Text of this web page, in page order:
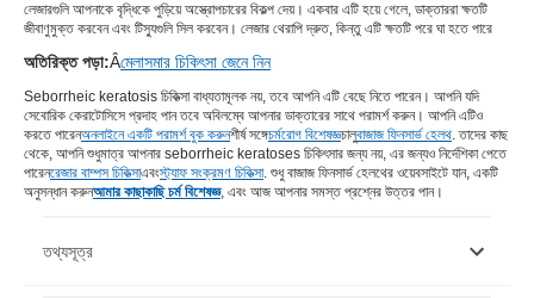
লেজারগুলি আপনাকে বৃদ্ধিকে পুড়িয়ে অস্ত্রোপচারের বিকল্প দেয়। একবার এটি হয়ে গেলে, ডাক্তাররা ক্ষতটি
জীবাণুমুক্ত করবেন এবং টিস্যুগুলি সিল করবেন। লেজার থেরাপি দ্রুত, কিন্তু এটি ক্ষতটি পরে ঘা হতে পারে
অতিরিক্ত পড়া:Âমেলাসমার চিকিৎসা জেনে নিন
Seborrheic keratosis চিকিত্সা বাধ্যতামূলক নয়, তবে আপনি এটি বেছে নিতে পারেন। আপনি যদি
সেবোরিক কেরাটোসিসে প্রদাহ পান তবে অবিলম্বে আপনার ডাক্তারের সাথে পরামর্শ করুন। আপনি এটিও
করতে পারেনঅনলাইনে একটি পরামর্শ বুক করুনশীর্ষ সঙ্গেচর্মরোগ বিশেষজ্ঞচালুবাজাজ ফিনসার্ভ হেলথ. তাদের কাছ
থেকে, আপনি শুধুমাত্র আপনার seborrheic keratoses চিকিৎসার জন্য নয়, এর জন্যও নির্দেশিকা পেতে
পারেনরেজার বাম্পস চিকিত্সাএবংস্ট্যাফ সংক্রমণ চিকিত্সা. শুধু বাজাজ ফিনসার্ভ হেলথের ওয়েবসাইটে যান, একটি
অনুসন্ধান করুনআমার কাছাকাছি চর্ম বিশেষজ্ঞ, এবং আজ আপনার সমস্ত প্রশ্নের উত্তর পান।
তথ্যসূত্র